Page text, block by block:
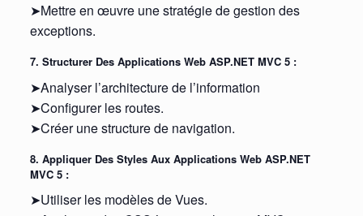
➤Mettre en œuvre une stratégie de gestion des
exceptions.
7. Structurer Des Applications Web ASP.NET MVC 5 :
➤Analyser l’architecture de l’information
➤Configurer les routes.
➤Créer une structure de navigation.
8. Appliquer Des Styles Aux Applications Web ASP.NET
MVC 5 :
➤Utiliser les modèles de Vues.